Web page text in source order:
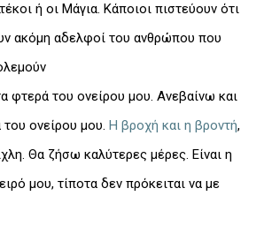
ή οι Μάγια. Κάποιοι πιστεύουν ότι
ακόμη αδελφοί του ανθρώπου που
φτερά του ονείρου μου. Ανεβαίνω και
ονείρου μου. Η βροχή και η βροντή,
Θα ζήσω καλύτερες μέρες. Είναι η
μου, τίποτα δεν πρόκειται να με